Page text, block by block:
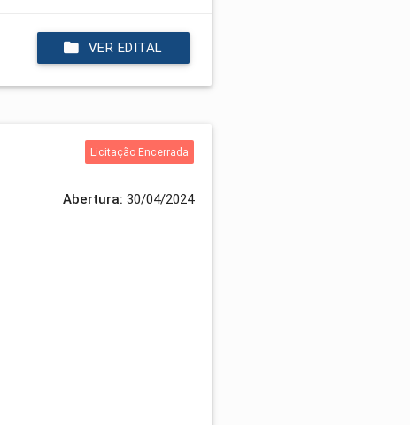
VER EDITAL
Licitação Encerrada
Abertura: 30/04/2024